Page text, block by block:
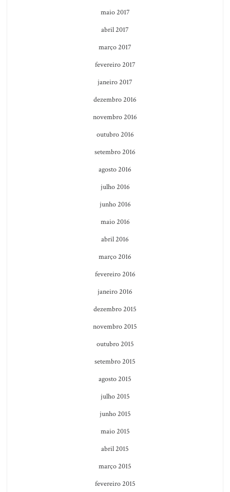
maio 2017
abril 2017
março 2017
fevereiro 2017
janeiro 2017
dezembro 2016
novembro 2016
outubro 2016
setembro 2016
agosto 2016
julho 2016
junho 2016
maio 2016
abril 2016
março 2016
fevereiro 2016
janeiro 2016
dezembro 2015
novembro 2015
outubro 2015
setembro 2015
agosto 2015
julho 2015
junho 2015
maio 2015
abril 2015
março 2015
fevereiro 2015